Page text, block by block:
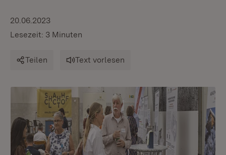
20.06.2023
Lesezeit: 3 Minuten
Teilen Text vorlesen